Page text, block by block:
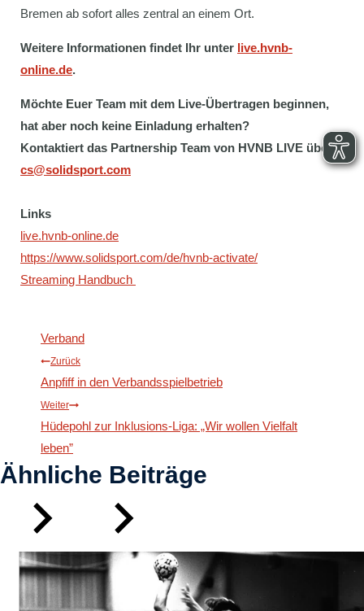
Bremen ab sofort alles zentral an einem Ort.
Weitere Informationen findet Ihr unter live.hvnb-
online.de.
Möchte Euer Team mit dem Live-Übertragen beginnen,
hat aber noch keine Einladung erhalten?
Kontaktiert das Partnership Team von HVNB LIVE über
cs@solidsport.com
Links
live.hvnb-online.de
https://www.solidsport.com/de/hvnb-activate/
Streaming Handbuch
Verband
Beitragsnavigation
Zurück
Anpfiff in den Verbandsspielbetrieb
Weiter
Hüdepohl zur Inklusions-Liga: „Wir wollen Vielfalt
leben”
Ähnliche Beiträge